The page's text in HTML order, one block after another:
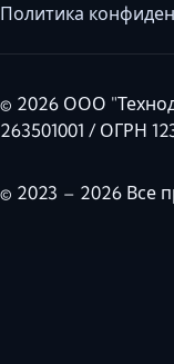
Политика
© 2026 ООО
263501001 / ОГРН
© 2023 – 2026 Все